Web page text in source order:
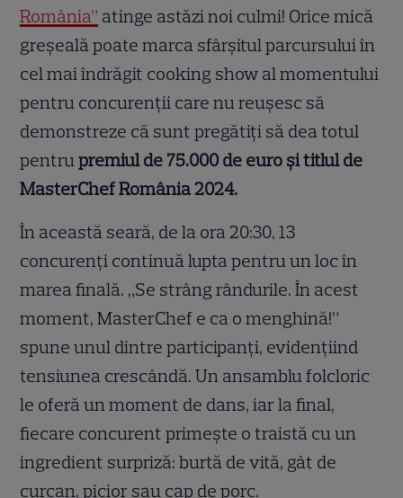
România” atinge astăzi noi culmi! Orice mică
greșeală poate marca sfârșitul parcursului în
cel mai îndrăgit cooking show al momentului
pentru concurenții care nu reușesc să
demonstreze că sunt pregătiți să dea totul
pentrupremiul de 75.000 de euro și titlul de
MasterChef România 2024.
În această seară, de la ora 20:30, 13
concurenți continuă lupta pentru un loc în
marea finală. „Se strâng rândurile. În acest
moment, MasterChef e ca o menghină!”
spune unul dintre participanți, evidențiind
tensiunea crescândă. Un ansamblu folcloric
le oferă un moment de dans, iar la final,
fiecare concurent primește o traistă cu un
ingredient surpriză: burtă de vită, gât de
curcan, picior sau cap de porc.